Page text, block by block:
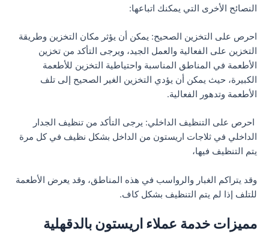
النصائح الأخرى التي يمكنك اتباعها:
احرص على التخزين الصحيح: يمكن أن يؤثر مكان التخزين وطريقة
التخزين على الفعالية والعمل الجيد، ويرجى التأكد من تخزين
الأطعمة في المناطق المناسبة واحتياطية التخزين للأطعمة
الكبيرة، حيث يمكن أن يؤدي التخزين الغير الصحيح إلى تلف
الأطعمة وتدهور الفعالية.
احرص على التنظيف الداخلي: يرجى التأكد من تنظيف الجدار
الداخلي في ثلاجات اريستون من الداخل بشكل نظيف في كل مرة
يتم التنظيف فيها،
وقد يتراكم الغبار والرواسب في هذه المناطق، وقد يعرض الأطعمة
للتلف إذا لم يتم التنظيف بشكل كاف.
مميزات خدمة عملاء اريستون بالدقهلية